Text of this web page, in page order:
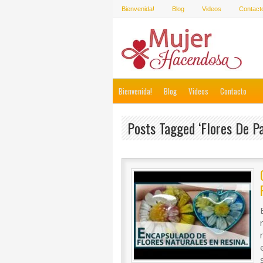
Bienvenida! Blog Videos
Bienvenida! Blog Videos Contacto
Posts Tagged ‘flores De